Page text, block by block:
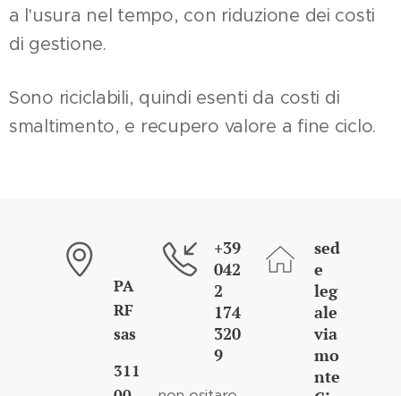
a l'usura nel tempo, con riduzione dei costi
di gestione.
Sono riciclabili, quindi esenti da costi di
smaltimento, e recupero valore a fine ciclo.
PA
RF
sas
311
+39
042
2
174
320
9
sed
e
leg
ale
via
mo
nte